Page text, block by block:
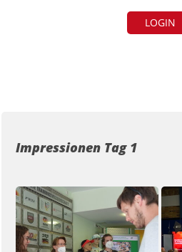
LOGIN
Impressionen Tag 1